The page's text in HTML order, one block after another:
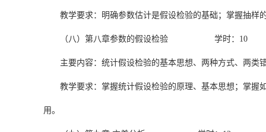
教学要求：明确参数估计是假设检验的基础；掌握抽样
（八）第八章参数的假设检验 学时：10
主要内容：统计假设检验的基本思想、两种方式、两
教学要求：掌握统计假设检验的原理、基本思想；掌握
用。